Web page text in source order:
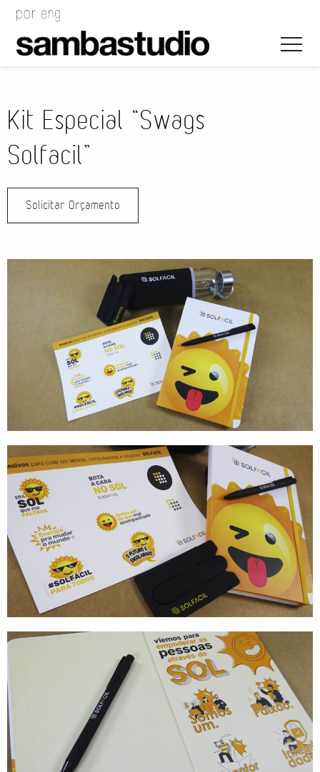
Desenho de Evento
Coordenação de Evento
Coordenação Técnica
Direção de Evento
Produção de Evento
Suporte de Evento
Sacolas
Produtos
Prontos para vestir
Carteiras
Tecnologia
Gráficos
Embalagem
Kit Especial “Swags
Solfacil”
Solicitar Orçamento